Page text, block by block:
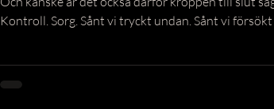
Kontroll. Sorg. Sånt vi tryckt undan. Sånt vi